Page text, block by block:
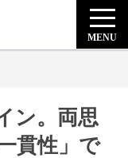
MENU
ン。両思
貫性」で